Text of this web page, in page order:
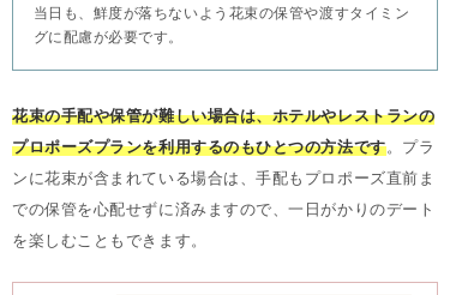
当日も、鮮度が落ちないよう花束の保管や渡すタイミン
グに配慮が必要です。
花束の手配や保管が難しい場合は、ホテルやレストランの
プロポーズプランを利用するのもひとつの方法です。プラ
ンに花束が含まれている場合は、手配もプロポーズ直前ま
での保管を心配せずに済みますので、一日がかりのデート
を楽しむこともできます。